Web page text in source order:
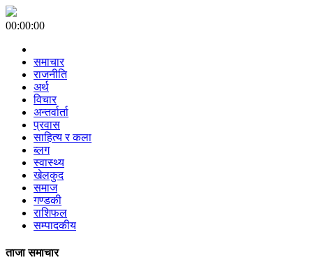
00:00:00
समाचार
राजनीति
अर्थ
विचार
अन्तर्वार्ता
प्रवास
साहित्य र कला
ब्लग
स्वास्थ्य
खेलकुद
समाज
गण्डकी
राशिफल
सम्पादकीय
ताजा समाचार